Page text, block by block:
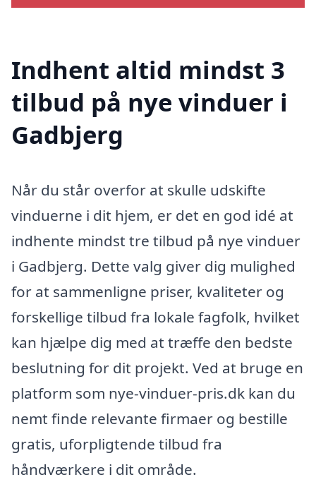
Indhent altid mindst 3
tilbud på nye vinduer i
Gadbjerg
Når du står overfor at skulle udskifte
vinduerne i dit hjem, er det en god idé at
indhente mindst tre tilbud på nye vinduer
i Gadbjerg. Dette valg giver dig mulighed
for at sammenligne priser, kvaliteter og
forskellige tilbud fra lokale fagfolk, hvilket
kan hjælpe dig med at træffe den bedste
beslutning for dit projekt. Ved at bruge en
platform som nye-vinduer-pris.dk kan du
nemt finde relevante firmaer og bestille
gratis, uforpligtende tilbud fra
håndværkere i dit område.